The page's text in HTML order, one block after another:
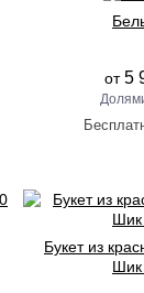
от5
Букет из
Шик